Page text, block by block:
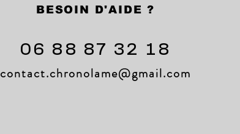
BESOIN D'AIDE ?
06 88 87 32 18
contact.chronolame@gmail.com